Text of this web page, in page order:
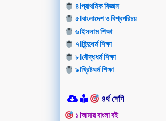
৪।প্রাথমিক বিজ্ঞান
৫।বাংলাদেশ ও বিশ্বপরিচয়
৬।ইসলাম শিক্ষা
৭।হিন্দুধর্ম শিক্ষা
৮।বৌদ্ধধর্ম শিক্ষা
৯।খ্রিষ্টধর্ম শিক্ষা
৪র্থ শেণি
১।আমার বাংলা বই